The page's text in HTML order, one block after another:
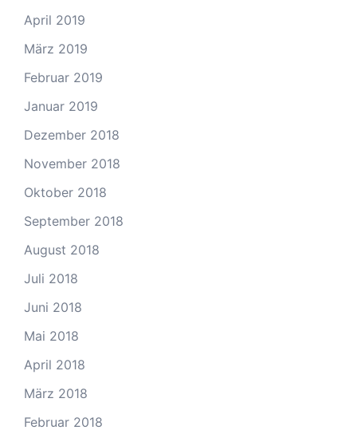
April 2019
März 2019
Februar 2019
Januar 2019
Dezember 2018
November 2018
Oktober 2018
September 2018
August 2018
Juli 2018
Juni 2018
Mai 2018
April 2018
März 2018
Februar 2018